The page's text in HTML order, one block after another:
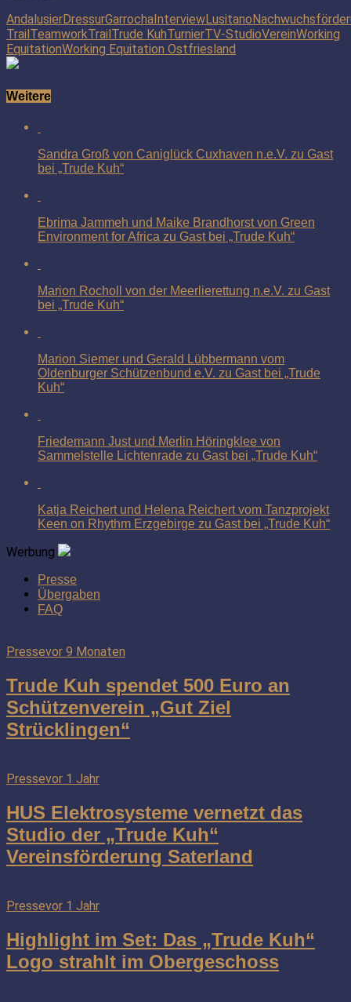
AndalusierDressurGarrochaInterviewLusitano
TrailTeamworkTrailTrude KuhTurnierTV-StudioVereinWorking
EquitationWorking Equitation Ostfriesland
Weitere
Sandra Groß von Caniglück Cuxhaven n.e.V. zu Gast
bei „Trude Kuh“
Ebrima Jammeh und Maike Brandhorst von Green
Environment for Africa zu Gast bei „Trude Kuh“
Marion Rocholl von der Meerlierettung n.e.V. zu Gast
bei „Trude Kuh“
Marion Siemer und Gerald Lübbermann vom
Oldenburger Schützenbund e.V. zu Gast bei „Trude
Kuh“
Friedemann Just und Merlin Höringklee von
Sammelstelle Lichtenrade zu Gast bei „Trude Kuh“
Katja Reichert und Helena Reichert vom Tanzprojekt
Keen on Rhythm Erzgebirge zu Gast bei „Trude Kuh“
Werbung
Presse
Übergaben
FAQ
Pressevor 9 Monaten
Trude Kuh spendet 500 Euro an
Schützenverein „Gut Ziel
Strücklingen“
Pressevor 1 Jahr
HUS Elektrosysteme vernetzt das
Studio der „Trude Kuh“
Vereinsförderung Saterland
Pressevor 1 Jahr
Highlight im Set: Das „Trude Kuh“
Logo strahlt im Obergeschoss